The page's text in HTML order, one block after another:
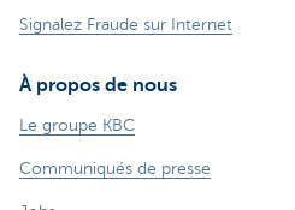
Signalez Fraude sur Internet
À propos de nous
Le groupe KBC
Communiqués de presse